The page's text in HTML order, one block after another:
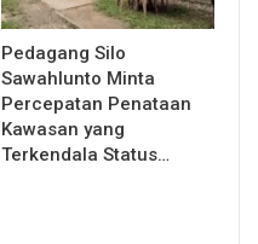
Pedagang Silo
Sawahlunto Minta
Percepatan Penataan
Kawasan yang
Terkendala Status…